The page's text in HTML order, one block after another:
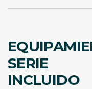
SERIE
INCLUIDO